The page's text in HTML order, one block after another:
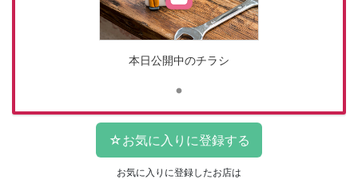
本日公開中のチラシ
お気に入りに登録したお店は